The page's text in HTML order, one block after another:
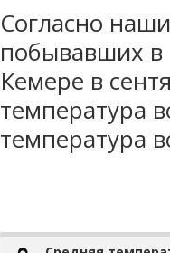
Согласно
побывавших в
Кемере в
температура
температура